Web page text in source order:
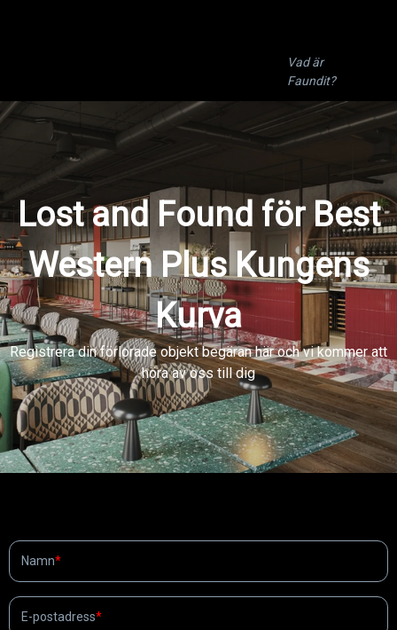
Vad är
Faundit?
Lost and Found för Best
Western Plus Kungens
Kurva
Registrera din förlorade objekt begäran här och vi kommer att
höra av oss till dig
Namn
E-postadress